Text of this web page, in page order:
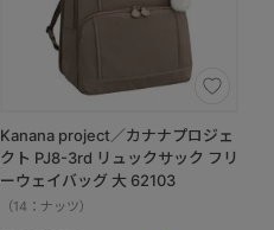
Kanana project／カナナプロジェ
クト PJ8-3rd リュックサック フリ
ーウェイバッグ 大 62103
（14：ナッツ）